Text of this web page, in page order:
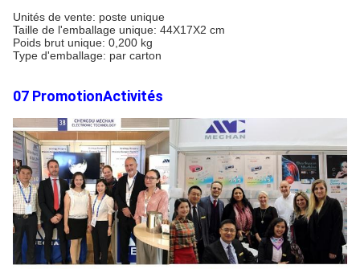
Unités de vente: poste unique
Taille de l'emballage unique: 44X17X2 cm
Poids brut unique: 0,200 kg
Type d'emballage: par carton
07 PromotionActivités